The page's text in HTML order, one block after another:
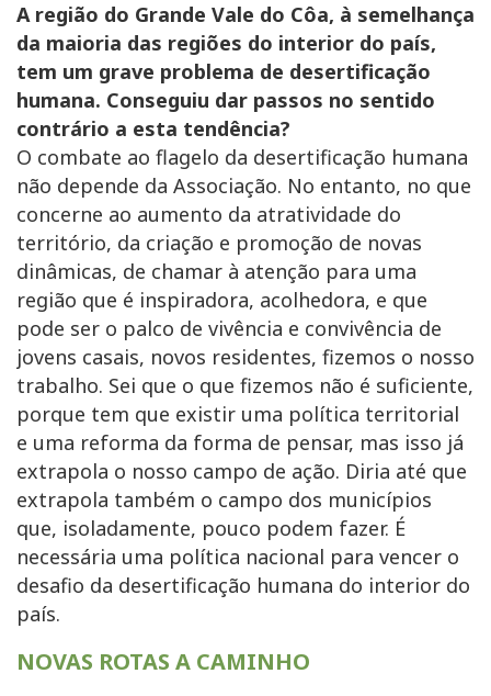
A região do Grande Vale do Côa, à semelhança
da maioria das regiões do interior do país,
tem um grave problema de desertificação
humana. Conseguiu dar passos no sentido
contrário a esta tendência?
O combate ao flagelo da desertificação humana
não depende da Associação. No entanto, no que
concerne ao aumento da atratividade do
território, da criação e promoção de novas
dinâmicas, de chamar à atenção para uma
região que é inspiradora, acolhedora, e que
pode ser o palco de vivência e convivência de
jovens casais, novos residentes, fizemos o nosso
trabalho. Sei que o que fizemos não é suficiente,
porque tem que existir uma política territorial
e uma reforma da forma de pensar, mas isso já
extrapola o nosso campo de ação. Diria até que
extrapola também o campo dos municípios
que, isoladamente, pouco podem fazer. É
necessária uma política nacional para vencer o
desafio da desertificação humana do interior do
país.
NOVAS ROTAS A CAMINHO